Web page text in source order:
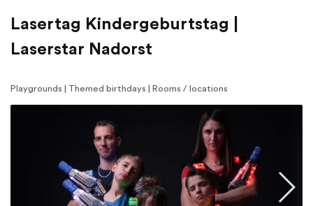
Lasertag Kindergeburtstag |
Laserstar Nadorst
Playgrounds | Themed birthdays | Rooms / locations